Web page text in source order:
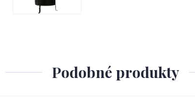
Podobné produkty